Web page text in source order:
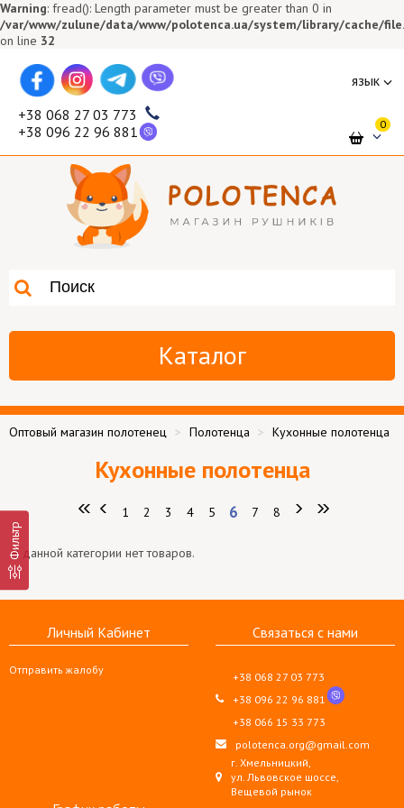
Warning: fread(): Length parameter must be greater than 0 in
/var/www/zulune/data/www/polotenca.ua/system/library/cache/
on line 32
язык
+38 068 27 03 773
+38 096 22 96 881
0
Каталог
Фильтр
Оптовый магазин полотенец Полотенца Кухонные полотенца
Кухонные полотенца
1 2 3 4 5 6 7 8
В данной категории нет товаров.
Личный Кабинет
Отправить жалобу
Связаться с нами
+38 068 27 03 773
+38 096 22 96 881
+38 066 15 33 773
polotenca.org@gmail.com
г. Хмельницкий,
ул. Львовское шоссе,
Вещевой рынок